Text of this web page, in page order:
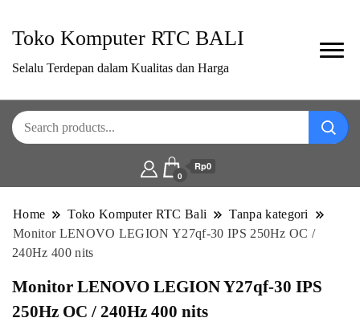
Toko Komputer RTC BALI
Selalu Terdepan dalam Kualitas dan Harga
0
Rp0
Home Toko Komputer RTC Bali
Tanpa kategori
Monitor LENOVO LEGION Y27qf-30 IPS 250Hz OC /
240Hz 400 nits
Monitor LENOVO LEGION Y27qf-30 IPS
250Hz OC / 240Hz 400 nits